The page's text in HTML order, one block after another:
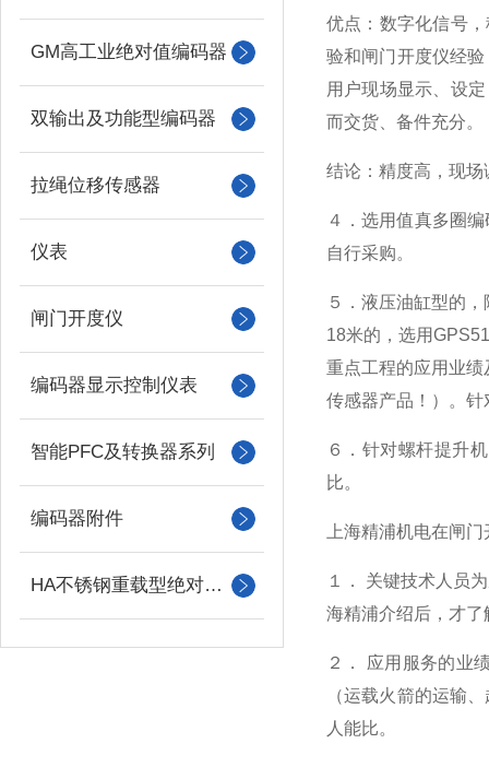
GM高工业绝对值编码器
双输出及功能型编码器
拉绳位移传感器
仪表
闸门开度仪
编码器显示控制仪表
智能PFC及转换器系列
编码器附件
HA不锈钢重载型绝对值编码器
优点：数字化信号
验和闸门开度仪经
用户现场显示、设
而交货、备件充分。
结论：精度高，现
４．选用值真多圈
自行采购。
５．液压油缸型的
18米的，选用
重点工程的应用业
传感器产品！）。
６．针对螺杆提升
比。
上海精浦机电在闸
１． 关键技术人员
海精浦介绍后，才
２． 应用服务的业
（运载火箭的运输
人能比。